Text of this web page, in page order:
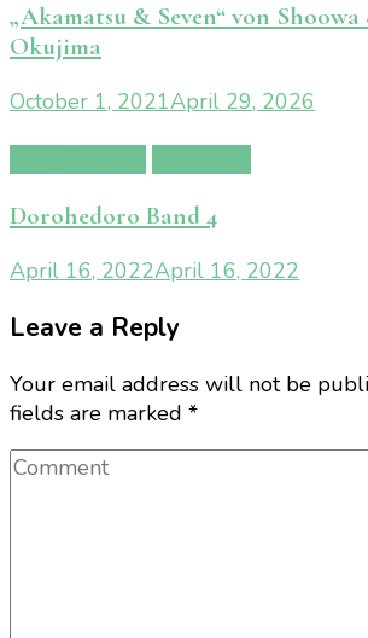
„Akamatsu & Seven“ von
Okujima
October 1, 2021April 29, 2026
Dorohedoro Band 4
April 16, 2022April 16, 2022
Leave a Reply
Your email address will not be
fields are marked *
Comment